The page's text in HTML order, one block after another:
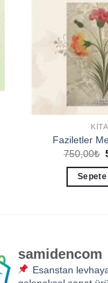
Faziletler
750,00₺
Sepete
samidencom
Esanstan